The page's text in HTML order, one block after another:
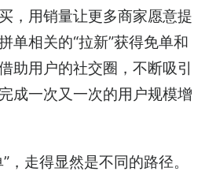
，用销量让更多商家愿意提
单相关的“拉新”获得免单和
助用户的社交圈，不断吸引
成一次又一次的用户规模增
，走得显然是不同的路径。